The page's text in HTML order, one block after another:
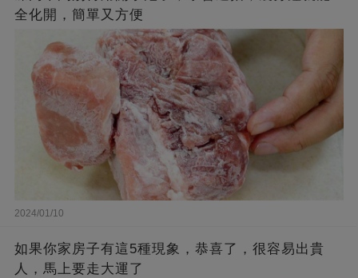
全化開，簡單又方便
2024/01/10
如果你家房子有這5種現象，恭喜了，很容易出貴
人，馬上要走大運了